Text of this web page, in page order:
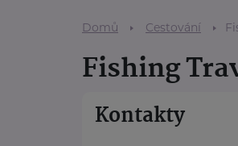
Domů Cestování
Fishing
Kontakty